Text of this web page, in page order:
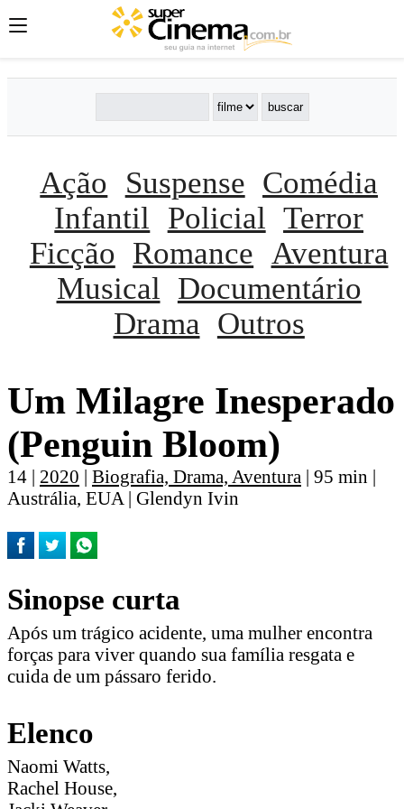
Ação Suspense Comédia
Infantil
Policial Terror
Ficção Romance Aventura
Musical
Documentário
Drama Outros
Um Milagre Inesperado
(Penguin Bloom)
14 | 2020 | Biografia, Drama, Aventura | 95 min |
Austrália, EUA | Glendyn Ivin
Sinopse curta
Após um trágico acidente, uma mulher encontra
forças para viver quando sua família resgata e
cuida de um pássaro ferido.
Elenco
Naomi Watts,
Rachel House,